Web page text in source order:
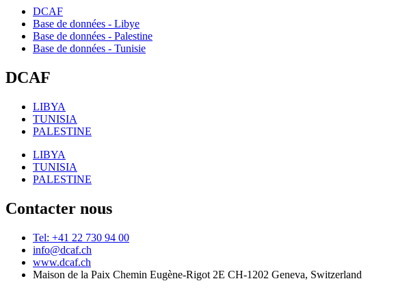
DCAF
Base de données - Libye
Base de données - Palestine
Base de données - Tunisie
DCAF
LIBYA
TUNISIA
PALESTINE
LIBYA
TUNISIA
PALESTINE
Contacter nous
Tel: +41 22 730 94 00
info@dcaf.ch
www.dcaf.ch
Maison de la Paix Chemin Eugène-Rigot 2E CH-1202 Geneva, Switzerland